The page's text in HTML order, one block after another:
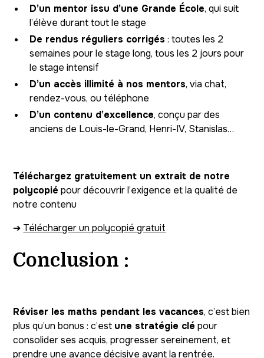
D’un mentor issu d’une Grande École, qui suit
l’élève durant tout le stage
De rendus réguliers corrigés : toutes les 2
semaines pour le stage long, tous les 2 jours pour
le stage intensif
D’un accès illimité à nos mentors, via chat,
rendez-vous, ou téléphone
D’un contenu d’excellence, conçu par des
anciens de Louis-le-Grand, Henri-IV, Stanislas…
Téléchargez gratuitement un extrait de notre
polycopié pour découvrir l’exigence et la qualité de
notre contenu
➔ Télécharger un polycopié gratuit
Conclusion :
Réviser les maths pendant les vacances, c’est bien
plus qu’un bonus : c’est une stratégie clé pour
consolider ses acquis, progresser sereinement, et
prendre une avance décisive avant la rentrée.